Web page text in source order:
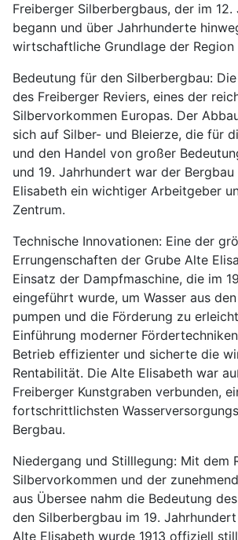
Freiberger Silberbergbaus, der im 12.
begann und über Jahrhunderte
wirtschaftliche Grundlage der Region
Bedeutung für den Silberbergbau:
des Freiberger Reviers, eines der
Silbervorkommen Europas. Der
sich auf Silber- und Bleierze, die für
und den Handel von großer
und 19. Jahrhundert war der
Elisabeth ein wichtiger Arbeitgeber
Zentrum.
Technische Innovationen: Eine der
Errungenschaften der Grube Alte
Einsatz der Dampfmaschine, die im
eingeführt wurde, um Wasser aus
pumpen und die Förderung zu
Einführung moderner
Betrieb effizienter und sicherte die
Rentabilität. Die Alte Elisabeth war
Freiberger Kunstgraben verbunden,
fortschrittlichsten
Bergbau.
Niedergang und Stilllegung: Mit dem
Silbervorkommen und der
aus Übersee nahm die Bedeutung
den Silberbergbau im 19.
Alte Elisabeth wurde 1913 offiziell